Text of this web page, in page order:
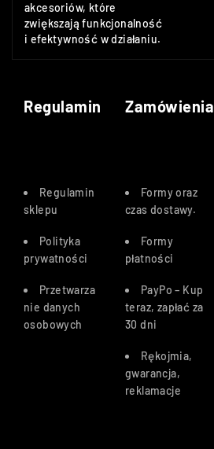
akcesoriów, które
zwiększają funkcjonalność
i efektywność w działaniu.
Regulamin Zamówienia
Regulamin
sklepu
Polityka
prywatności
Przetwarza
nie danych
osobowych
Formy oraz
czas dostawy.
Formy
płatności
PayPo – Kup
teraz, zapłać za
30 dni
Rękojmia,
gwarancja,
reklamacje